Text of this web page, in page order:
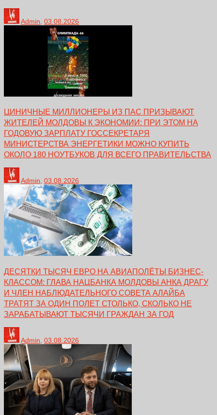
Admin 03.08.2026
ЦИНИЧНЫЕ МИЛЛИОНЕРЫ ИЗ ПАС ПРИЗЫВАЮТ
ЖИТЕЛЕЙ МОЛДОВЫ К ЭКОНОМИИ: ПРИ ЭТОМ НА
ГОДОВУЮ ЗАРПЛАТУ ГОССЕКРЕТАРЯ
МИНИСТЕРСТВА ЭНЕРГЕТИКИ МОЖНО КУПИТЬ
ОКОЛО 180 НОУТБУКОВ ДЛЯ ВСЕГО ПРАВИТЕЛЬСТВА
Admin, 03.08.2026
ДЕСЯТКИ ТЫСЯЧ ЕВРО НА АВИАПОЛЁТЫ БИЗНЕС-
КЛАССОМ: ГЛАВА НАЦБАНКА МОЛДОВЫ АНКА ДРАГУ
И ЧЛЕН НАБЛЮДАТЕЛЬНОГО СОВЕТА АЛАЙБА
ТРАТЯТ ЗА ОДИН ПОЛЕТ СТОЛЬКО, СКОЛЬКО НЕ
ЗАРАБАТЫВАЮТ ТЫСЯЧИ ГРАЖДАН ЗА ГОД
Admin 03.08.2026